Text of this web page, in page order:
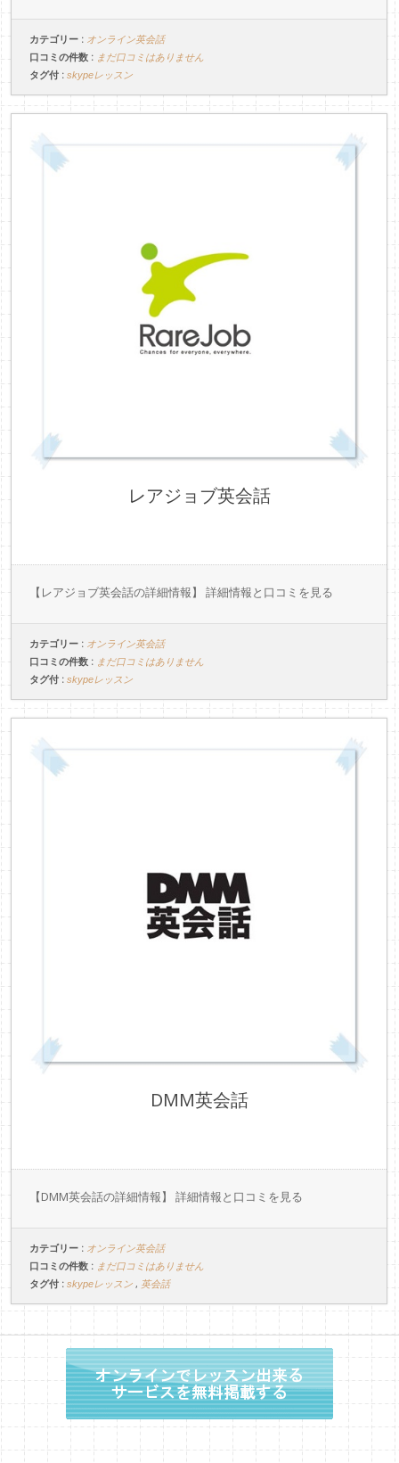
カテゴリー : オンライン英会話
口コミの件数 : まだ口コミはありません
タグ付 : skypeレッスン
レアジョブ英会話
【レアジョブ英会話の詳細情報】 詳細情報と口コミを見る
カテゴリー : オンライン英会話
口コミの件数 : まだ口コミはありません
タグ付 : skypeレッスン
DMM英会話
【DMM英会話の詳細情報】 詳細情報と口コミを見る
カテゴリー : オンライン英会話
口コミの件数 : まだ口コミはありません
タグ付 : skypeレッスン , 英会話